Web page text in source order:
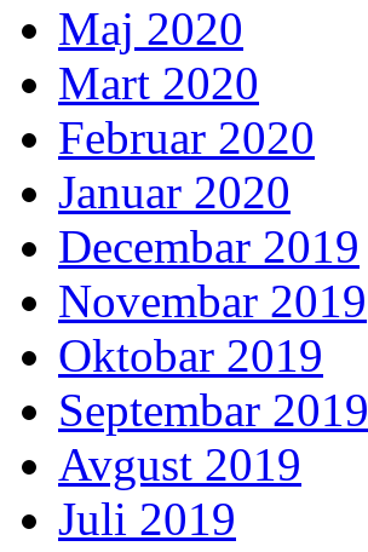
Maj 2020
Mart 2020
Februar 2020
Januar 2020
Decembar 2019
Novembar 2019
Oktobar 2019
Septembar 2019
Avgust 2019
Juli 2019